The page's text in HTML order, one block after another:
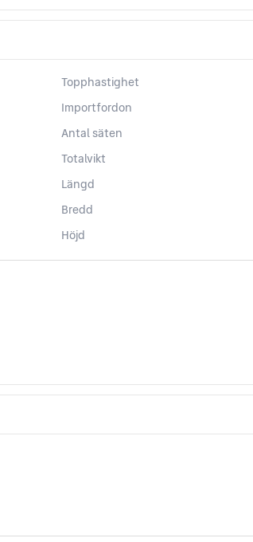
Topphastighet
Importfordon
Antal säten
Totalvikt
Längd
Bredd
Höjd